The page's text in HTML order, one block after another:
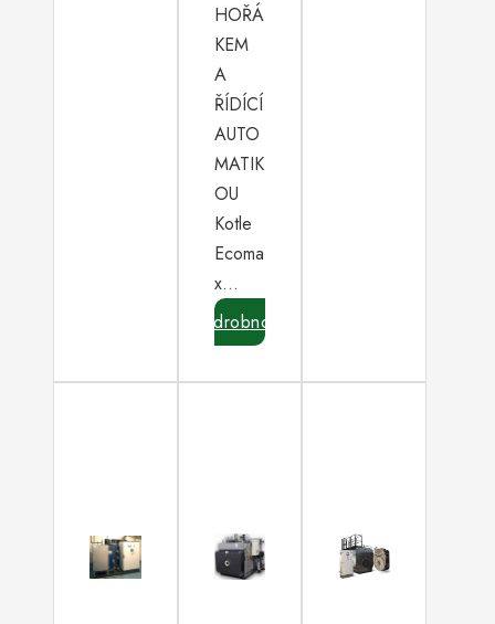
HOŘÁ
KEM
A
ŘÍDÍCÍ
AUTO
MATIK
OU
Kotle
Ecoma
x…
Podrobnosti